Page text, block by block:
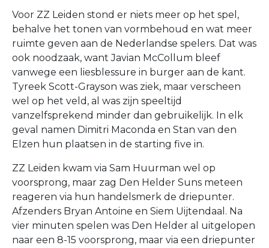
Voor ZZ Leiden stond er niets meer op het spel,
behalve het tonen van vormbehoud en wat meer
ruimte geven aan de Nederlandse spelers. Dat was
ook noodzaak, want Javian McCollum bleef
vanwege een liesblessure in burger aan de kant.
Tyreek Scott-Grayson was ziek, maar verscheen
wel op het veld, al was zijn speeltijd
vanzelfsprekend minder dan gebruikelijk. In elk
geval namen Dimitri Maconda en Stan van den
Elzen hun plaatsen in de starting five in.
ZZ Leiden kwam via Sam Huurman wel op
voorsprong, maar zag Den Helder Suns meteen
reageren via hun handelsmerk de driepunter.
Afzenders Bryan Antoine en Siem Uijtendaal. Na
vier minuten spelen was Den Helder al uitgelopen
naar een 8-15 voorsprong, maar via een driepunter